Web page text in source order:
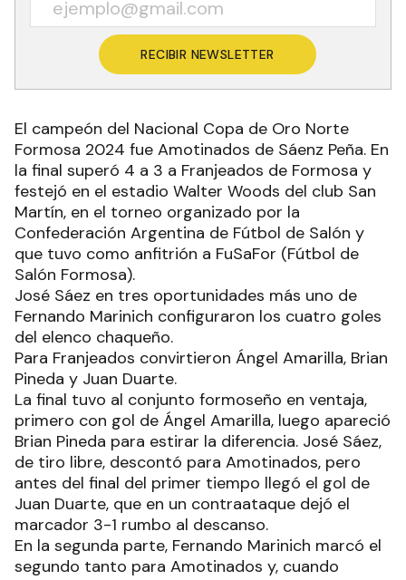
RECIBIR NEWSLETTER
El campeón del Nacional Copa de Oro Norte
Formosa 2024 fue Amotinados de Sáenz Peña. En
la final superó 4 a 3 a Franjeados de Formosa y
festejó en el estadio Walter Woods del club San
Martín, en el torneo organizado por la
Confederación Argentina de Fútbol de Salón y
que tuvo como anfitrión a FuSaFor (Fútbol de
Salón Formosa).
José Sáez en tres oportunidades más uno de
Fernando Marinich configuraron los cuatro goles
del elenco chaqueño.
Para Franjeados convirtieron Ángel Amarilla, Brian
Pineda y Juan Duarte.
La final tuvo al conjunto formoseño en ventaja,
primero con gol de Ángel Amarilla, luego apareció
Brian Pineda para estirar la diferencia. José Sáez,
de tiro libre, descontó para Amotinados, pero
antes del final del primer tiempo llegó el gol de
Juan Duarte, que en un contraataque dejó el
marcador 3-1 rumbo al descanso.
En la segunda parte, Fernando Marinich marcó el
segundo tanto para Amotinados y, cuando